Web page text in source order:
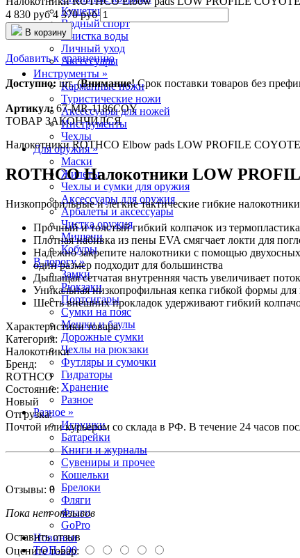
Кушетки и стулья
Водный спорт
Очистка воды
Личный уход
Аксессуары
Инструменты »
Карманные ножи
Туристические ножи
Аксессуары для ножей
Инструменты
Чехлы
Для оружия »
Маски
Жилеты
Чехлы и сумки для оружия
Аксессуары для оружия
Арбалеты и аксессуары
Чистка оружия
Мишени
Кобуры
В дорогу »
Замки
Рюкзаки
Портсигары
Сумки на пояс
Мешки и баулы
Дорожные сумки
Чехлы на рюкзаки
Футляры и сумочки
Гидраторы
Хранение
Разное
Разное »
Игрушки
Батарейки
Книги и журналы
Сувениры и прочее
Кошельки
Брелоки
Фляги
Флаги
GoPro
Новинки
ТОП-500
4 830 руб 4 370 руб
В корзину
Добавить к сравнению
Доступно: шт. (Внимание!Срок поставки товаров без
Артикул: 67-MR-1186COY
ТОВАР ЗАКОНЧИЛСЯ
Налокотники ROTHCO Elbow pads LOW PROFILE COYOTE
ROTHCO Налокотники LOW
Низкопрофильные и легкие тактические гибкие
Прочный и толстый гибкий колпачок из
Плотная набивка из пены EVA смягчает локти для
Надежно закрепите налокотники с помощью
один размер подходит для большинства
Дышащая сетчатая внутренняя часть увеличивает
Уникальная низкопрофильная кепка гибкой формы
Шесть внешних прокладок удерживают гибкий
Характеристики товара:
Категория:
Налокотники
Бренд:
ROTHCO
Состояние:
Новый
Отгрузка:
Почтой или курьером со склада в РФ. В течение 24 часов
Отзывы: 0
Пока нет отзывов
Оставить отзыв
Оцените товар: